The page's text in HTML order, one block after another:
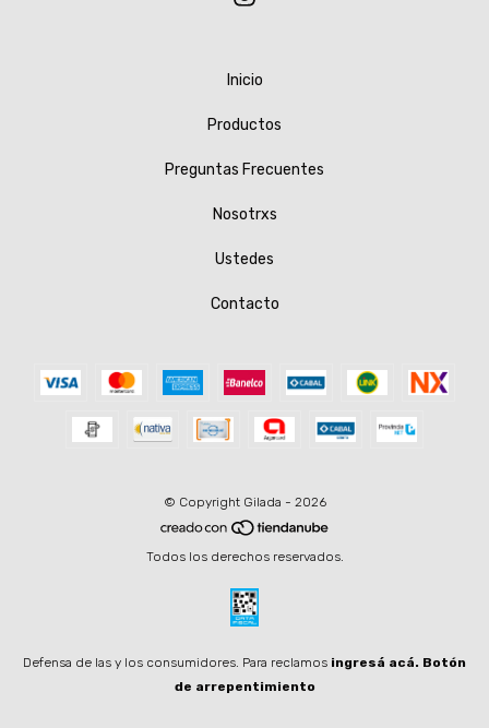
Inicio
Productos
Preguntas Frecuentes
Nosotrxs
Ustedes
Contacto
© Copyright Gilada - 2026
Todos los derechos reservados.
Defensa de las y los consumidores. Para reclamos ingresá acá. Botón
de arrepentimiento